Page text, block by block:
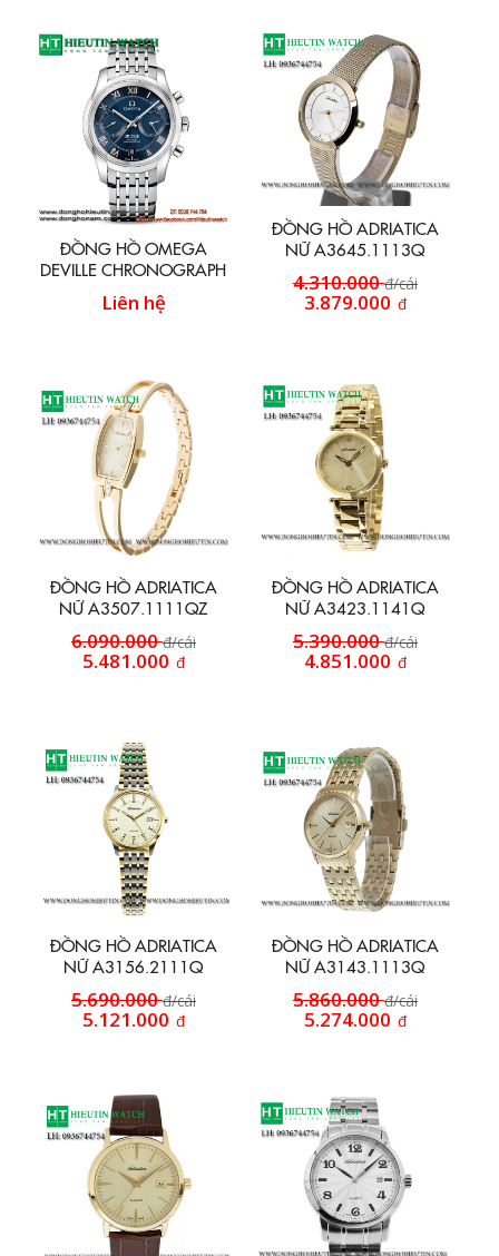
ĐỒNG HỒ OMEGA
DEVILLE CHRONOGRAPH
431.10.42.51.03.001
Liên hệ
ĐỒNG HỒ ADRIATICA
NỮ A3645.1113Q
4.310.000đ/cái
3.879.000 đ
ĐỒNG HỒ ADRIATICA
NỮ A3507.1111QZ
6.090.000đ/cái
5.481.000 đ
ĐỒNG HỒ ADRIATICA
NỮ A3423.1141Q
5.390.000đ/cái
4.851.000 đ
ĐỒNG HỒ ADRIATICA
NỮ A3156.2111Q
5.690.000đ/cái
5.121.000 đ
ĐỒNG HỒ ADRIATICA
NỮ A3143.1113Q
5.860.000đ/cái
5.274.000 đ